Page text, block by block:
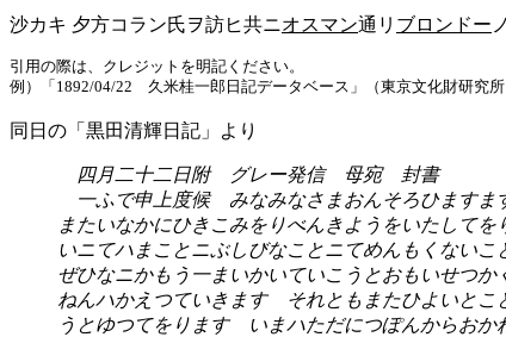
沙カキ 夕方コラン氏ヲ訪ヒ共ニオスマン通リ ブロンドー
引用の際は、クレジットを明記ください。
例）「1892/04/22 久米桂一郎日記データベース」（東京文化財研究所
同日の「黒田清輝日記」より
四月二十二日附 グレー発信 母宛 封書
一ふで申上度候 みなみなさまおんそろひますま
またいなかにひきこみをりべんきようをいたして
いニてハまことニぶしびなことニてめんもくない
ぜひなニかもう一まいかいていこうとおもいせつ
ねんハかえつていきます それともまたひよいと
うとゆつてをります いまハただにつぽんからお